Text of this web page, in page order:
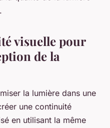
visuelle pour
de la
la lumière dans une
une continuité
en utilisant la même